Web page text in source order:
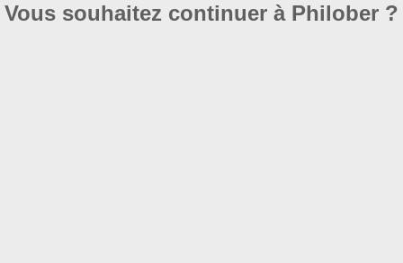
Vous souhaitez continuer à Philober ?